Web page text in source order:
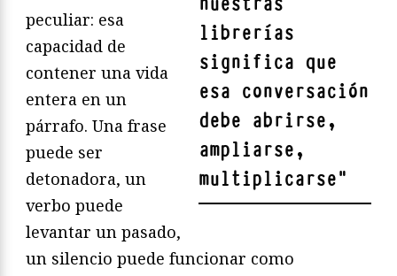
librerías
significa que
esa conversación
debe abrirse,
ampliarse,
multiplicarse"
peculiar: esa
capacidad de
contener una vida
entera en un
párrafo. Una frase
puede ser
detonadora, un
verbo puede
levantar un pasado,
un silencio puede funcionar como